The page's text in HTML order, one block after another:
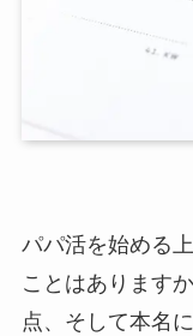
パパ活を始める
ことはあります
点、そして本名